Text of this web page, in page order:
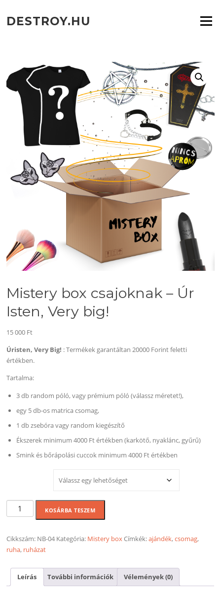
tartalomra
DESTROY.HU Menü
Mistery box csajoknak – Úr
Isten, Very big!
15 000 Ft
Úristen, Very Big! : Termékek garantáltan 20000 Forint feletti
értékben.
Tartalma:
3 db random póló, vagy prémium póló (válassz méretet!),
egy 5 db-os matrica csomag,
1 db zsebóra vagy random kiegészítő
Ékszerek minimum 4000 Ft értékben (karkötő, nyaklánc, gyűrű)
Smink és bőrápolási cuccok minimum 4000 Ft értékben
Mistery
box
-
Úr
Very
KOSÁRBA TESZEM
Cikkszám: NB-04 Kategória: Mistery box Címkék:ajándék,csomag,
ruha, ruházat
Leírás További információk Vélemények (0)